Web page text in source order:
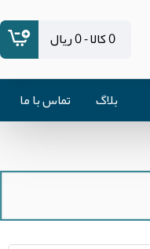
0 کالا - 0 ریال
بلاگ تماس با ما